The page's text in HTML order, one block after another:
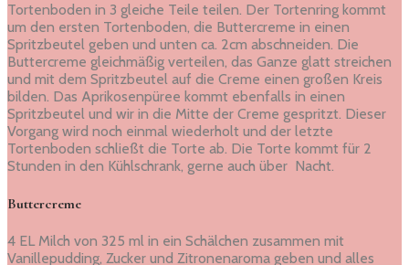
Tortenboden in 3 gleiche Teile teilen. Der Tortenring kommt
um den ersten Tortenboden, die Buttercreme in einen
Spritzbeutel geben und unten ca. 2cm abschneiden. Die
Buttercreme gleichmäßig verteilen, das Ganze glatt streichen
und mit dem Spritzbeutel auf die Creme einen großen Kreis
bilden. Das Aprikosenpüree kommt ebenfalls in einen
Spritzbeutel und wir in die Mitte der Creme gespritzt. Dieser
Vorgang wird noch einmal wiederholt und der letzte
Tortenboden schließt die Torte ab. Die Torte kommt für 2
Stunden in den Kühlschrank, gerne auch über Nacht.
Buttercreme
4 EL Milch von 325 ml in ein Schälchen zusammen mit
Vanillepudding, Zucker und Zitronenaroma geben und alles